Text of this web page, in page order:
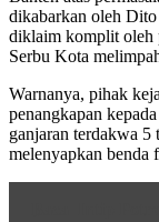
dikabarkan oleh
diklaim komplit oleh
Serbu Kota
Warnanya, pihak
penangkapan
ganjaran terdakwa 5
melenyapkan benda